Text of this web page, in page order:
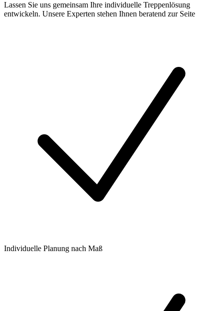
Lassen Sie uns gemeinsam Ihre individuelle Treppenlösung
entwickeln. Unsere Experten stehen Ihnen beratend zur Seite
Individuelle Planung nach Maß